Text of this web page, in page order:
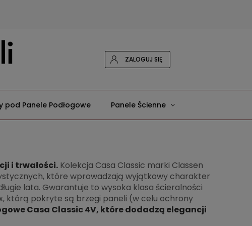
ZALOGUJ SIĘ
pod Panele Podłogowe Panele Ścienne
i trwałości. Kolekcja Casa Classic marki Classen
które wprowadzają wyjątkowy charakter
lata. Gwarantuje to wysoka klasa ścieralności
którą pokryte są brzegi paneli (w celu ochrony
Casa Classic 4V, które dodadzą elegancji